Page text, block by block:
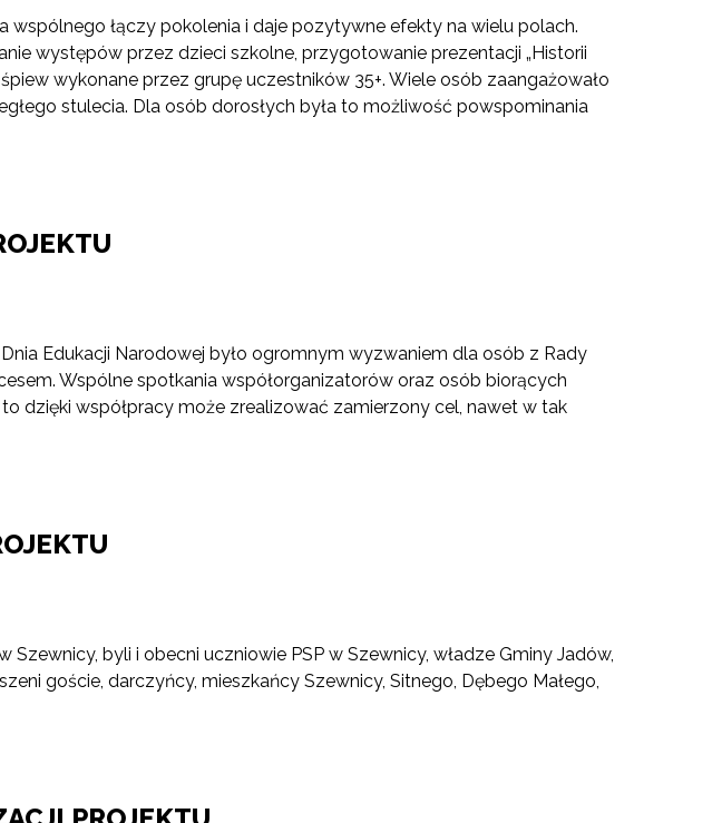
wspólnego łączy pokolenia i daje pozytywne efekty na wielu polach.
występów przez dzieci szkolne, przygotowanie prezentacji „Historii
wykonane przez grupę uczestników 35+. Wiele osób zaangażowało
stulecia. Dla osób dorosłych była to możliwość powspominania
Edukacji Narodowej było ogromnym wyzwaniem dla osób z Rady
Wspólne spotkania współorganizatorów oraz osób biorących
dzięki współpracy może zrealizować zamierzony cel, nawet w tak
byli i obecni uczniowie PSP w Szewnicy, władze Gminy Jadów,
goście, darczyńcy, mieszkańcy Szewnicy, Sitnego, Dębego Małego,